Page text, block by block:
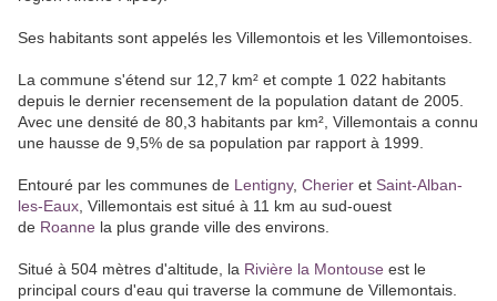
Ses habitants sont appelés les Villemontois et les Villemontoises.
La commune s'étend sur 12,7 km² et compte 1 022 habitants
depuis le dernier recensement de la population datant de 2005.
Avec une densité de 80,3 habitants par km², Villemontais a connu
une hausse de 9,5% de sa population par rapport à 1999.
Entouré par les communes de Lentigny, Cherier et Saint-Alban-
les-Eaux , Villemontais est situé à 11 km au sud-ouest
de Roanne la plus grande ville des environs.
Situé à 504 mètres d'altitude, la Rivière la Montouse est le
principal cours d'eau qui traverse la commune de Villemontais.